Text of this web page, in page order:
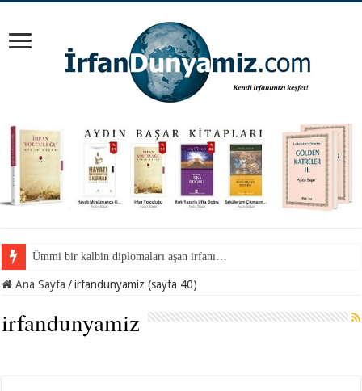
Ümmi bir kalbin diplomaları aşan irfanı…
Camdaki yazılar…
Ana Sayfa / irfandunyamiz (sayfa 40)
irfandunyamiz